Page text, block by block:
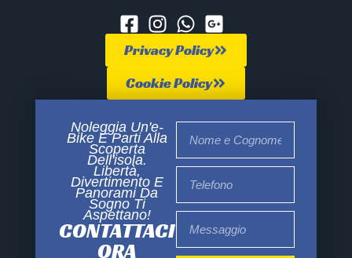
Privacy Policy
Cookie Policy
Noleggia Un'e-
Bike E Parti Alla
Scoperta
Dell'isola.
Libertà,
Divertimento E
Panorami Da
Sogno Ti
Aspettano!
CONTATTACI
ORA